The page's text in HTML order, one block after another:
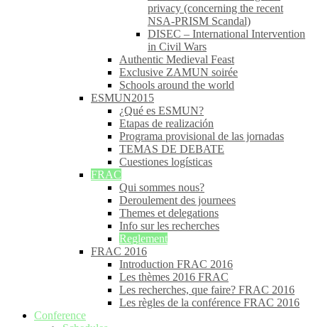
privacy (concerning the recent
NSA-PRISM Scandal)
DISEC – International Intervention
in Civil Wars
Authentic Medieval Feast
Exclusive ZAMUN soirée
Schools around the world
ESMUN2015
¿Qué es ESMUN?
Etapas de realización
Programa provisional de las jornadas
TEMAS DE DEBATE
Cuestiones logísticas
FRAC
Qui sommes nous?
Deroulement des journees
Themes et delegations
Info sur les recherches
Reglement
FRAC 2016
Introduction FRAC 2016
Les thèmes 2016 FRAC
Les recherches, que faire? FRAC 2016
Les règles de la conférence FRAC 2016
Conference